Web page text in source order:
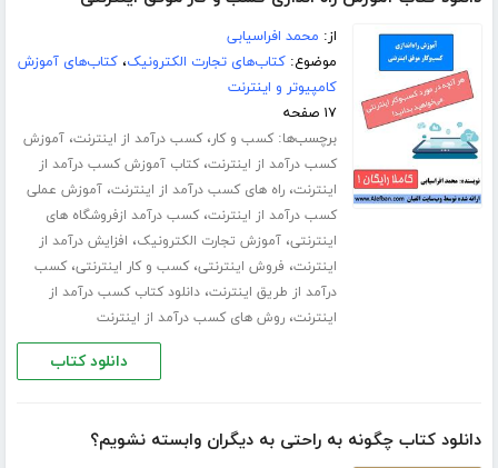
از: محمد افراسیابی
موضوع:کتاب‌های تجارت الکترونیک،کتاب‌های آموزش
کامپیوتر و اینترنت
۱۷ صفحه
برچسب‌ها:کسب و کار،کسب درآمد از اینترنت،آموزش
کسب درآمد از اینترنت،کتاب آموزش کسب درآمد از
اینترنت،راه های کسب درآمد از اینترنت،آموزش عملی
کسب درآمد از اینترنت،کسب درآمد ازفروشگاه های
اینترنتی،آموزش تجارت الکترونیک، افزایش درآمد از
اینترنت، فروش اینترنتی،کسب و کار اینترنتی،کسب
درآمد از طریق اینترنت،دانلود کتاب کسب درآمد از
اینترنت،روش های کسب درآمد از اینترنت
دانلود کتاب
دانلود کتاب چگونه به راحتی به دیگران وابسته نشویم؟